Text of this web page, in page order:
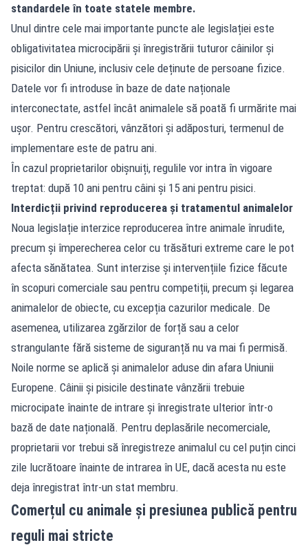
standardele în toate statele membre.
Unul dintre cele mai importante puncte ale legislației este
obligativitatea microcipării și înregistrării tuturor câinilor și
pisicilor din Uniune, inclusiv cele deținute de persoane fizice.
Datele vor fi introduse în baze de date naționale
interconectate, astfel încât animalele să poată fi urmărite mai
ușor. Pentru crescători, vânzători și adăposturi, termenul de
implementare este de patru ani.
În cazul proprietarilor obișnuiți, regulile vor intra în vigoare
treptat: după 10 ani pentru câini și 15 ani pentru pisici.
Interdicții privind reproducerea și tratamentul animalelor
Noua legislație interzice reproducerea între animale înrudite,
precum și împerecherea celor cu trăsături extreme care le pot
afecta sănătatea. Sunt interzise și intervențiile fizice făcute
în scopuri comerciale sau pentru competiții, precum și legarea
animalelor de obiecte, cu excepția cazurilor medicale. De
asemenea, utilizarea zgărzilor de forță sau a celor
strangulante fără sisteme de siguranță nu va mai fi permisă.
Noile norme se aplică și animalelor aduse din afara Uniunii
Europene. Câinii și pisicile destinate vânzării trebuie
microcipate înainte de intrare și înregistrate ulterior într-o
bază de date națională. Pentru deplasările necomerciale,
proprietarii vor trebui să înregistreze animalul cu cel puțin cinci
zile lucrătoare înainte de intrarea în UE, dacă acesta nu este
deja înregistrat într-un stat membru.
Comerțul cu animale și presiunea publică pentru
reguli mai stricte